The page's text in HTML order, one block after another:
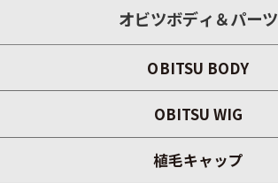
オビツボディ＆パーツ
OBITSU BODY
OBITSU WIG
植毛キャップ